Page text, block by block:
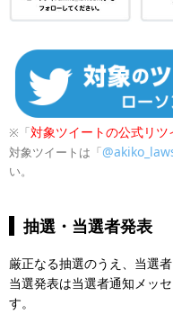
※「対象ツイートの公式リツ
対象ツイートは「
い。
抽選・当選者発表
厳正なる抽選のうえ、当選者
当選発表は当選者通知メッ
す。